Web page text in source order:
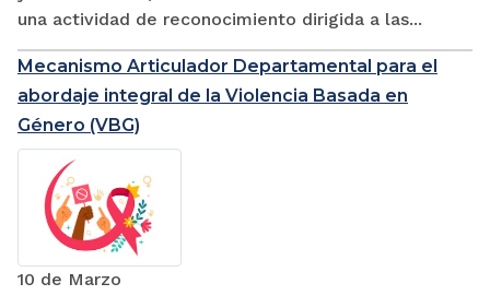
una actividad de reconocimiento dirigida a las...
Mecanismo Articulador Departamental para el
abordaje integral de la Violencia Basada en
Género (VBG)
10 de Marzo